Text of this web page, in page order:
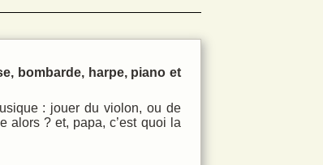
bombarde, harpe, piano et
: jouer du violon, ou de
alors ? et, papa, c’est quoi la